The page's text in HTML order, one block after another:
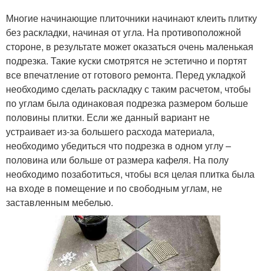
Многие начинающие плиточники начинают клеить плитку
без раскладки, начиная от угла. На противоположной
стороне, в результате может оказаться очень маленькая
подрезка. Такие куски смотрятся не эстетично и портят
все впечатление от готового ремонта. Перед укладкой
необходимо сделать раскладку с таким расчетом, чтобы
по углам была одинаковая подрезка размером больше
половины плитки. Если же данный вариант не
устраивает из-за большего расхода материала,
необходимо убедиться что подрезка в одном углу –
половина или больше от размера кафеля. На полу
необходимо позаботиться, чтобы вся целая плитка была
на входе в помещение и по свободным углам, не
заставленным мебелью.